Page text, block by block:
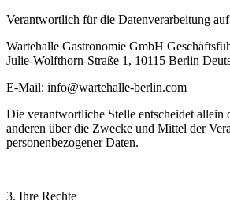
Verantwortlich für die Datenverarbeitung
Wartehalle Gastronomie GmbH
Julie-Wolfthorn-Straße 1, 10115 Berlin
E-Mail: info@wartehalle-berlin.com
Die verantwortliche Stelle entscheidet allein
anderen über die Zwecke und Mittel der
personenbezogener Daten.
3. Ihre Rechte